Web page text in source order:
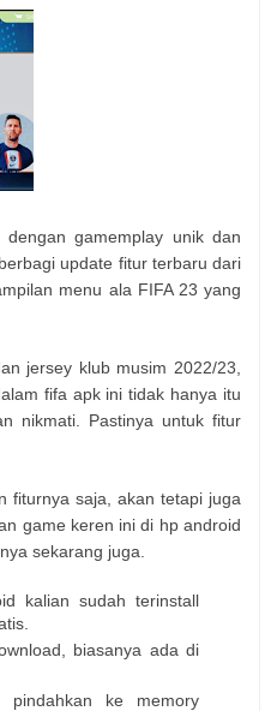
gamemplay unik dan
update fitur terbaru dari
menu ala FIFA 23 yang
jersey klub musim 2022/23,
fifa apk ini tidak hanya itu
nikmati. Pastinya untuk fitur
fiturnya saja, akan tetapi juga
game keren ini di hp android
sekarang juga.
kalian sudah terinstall
biasanya ada di
ke memory